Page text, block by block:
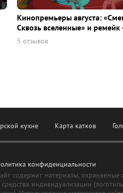
Кинопремьеры августа:
Сквозь вселенные» и ремейк
5 отзывов
кухне Карта катков
конфиденциальности
содержит материалы, охраняемые
средства индивидуализации